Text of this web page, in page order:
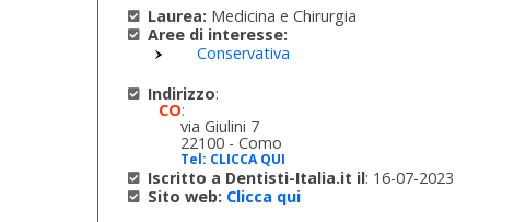
Laurea: Medicina e Chirurgia
Aree di interesse:
Conservativa
Indirizzo:
CO:
via Giulini 7
22100 - Como
Tel: CLICCA QUI
Iscritto a Dentisti-Italia.it il: 16-07-2023
Sito web: Clicca qui